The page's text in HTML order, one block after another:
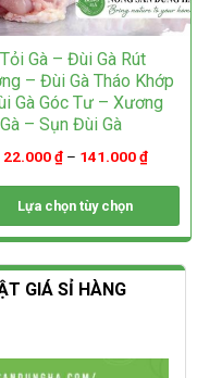
Gà – Đùi Gà Rút
– Đùi Gà Tháo Khớp
Gà Góc Tư – Xương
– Sụn Đùi Gà
22.000₫– 141.000₫
Lựa chọn tùy chọn
GIÁ SỈ HÀNG